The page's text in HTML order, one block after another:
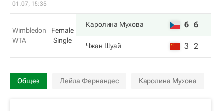
01.07, 15:35
Wimbledon
WTA
Female
Single
Каролина Мухова 6 6
Чжан Шуай 3 2
Общее Лейла Фернандес Каролина Мухова